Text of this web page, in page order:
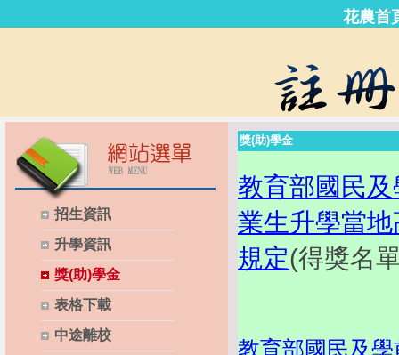
花農首
招生資訊
升學資訊
獎(助)學金
表格下載
中途離校
獎(助)學金
教育部國民
業生升學當
規定(得獎名
教育部國民及